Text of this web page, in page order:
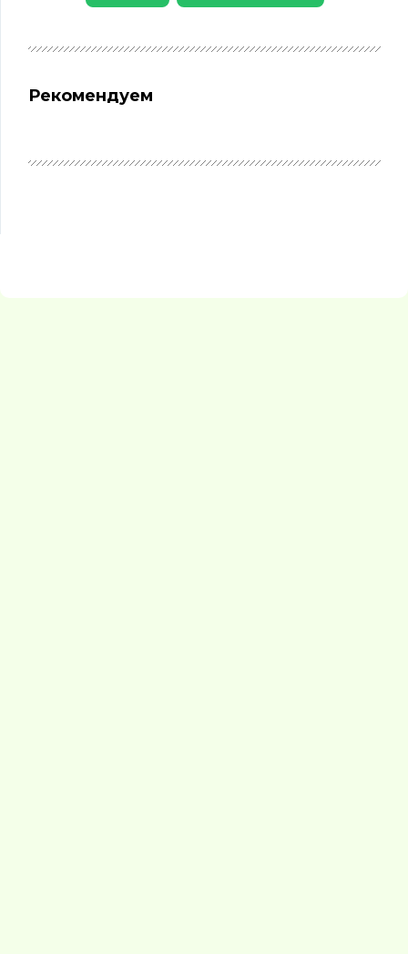
Рекомендуем